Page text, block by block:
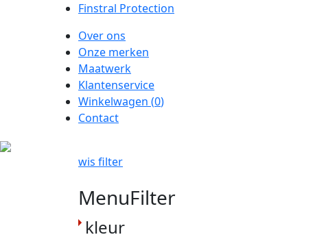
Finstral Protection
Over ons
Onze merken
Maatwerk
Klantenservice
Winkelwagen (0)
Contact
wis filter
MenuFilter
kleur